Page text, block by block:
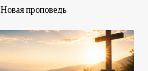
Новая проповедь